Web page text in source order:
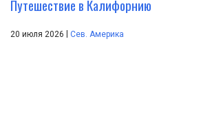
Путешествие в Калифорнию
20 июля 2026 | Сев. Америка